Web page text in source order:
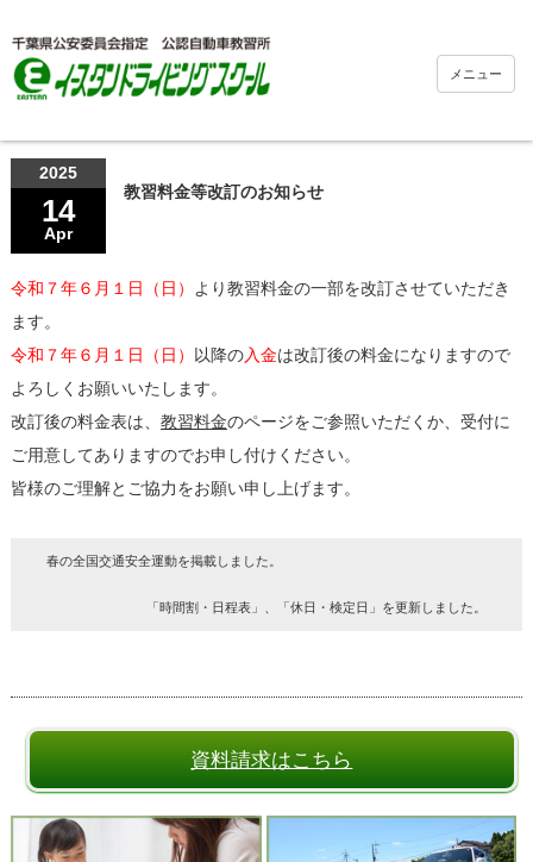
メニュー
2025
14
Apr
教習料金等改訂のお知らせ
令和７年６月１日（日）
より教習料金の一部を改訂させていただき
ます。
令和７年６月１日（日） 以降の入金は改訂後の料金になりますので
よろしくお願いいたします。
改訂後の料金表は、 教習料金のページをご参照いただくか、受付に
ご用意してありますのでお申し付けください。
皆様のご理解とご協力をお願い申し上げます。
春の全国交通安全運動を掲載しました。
「時間割・日程表」、「休日・検定日」を更新しました。
資料請求はこちら